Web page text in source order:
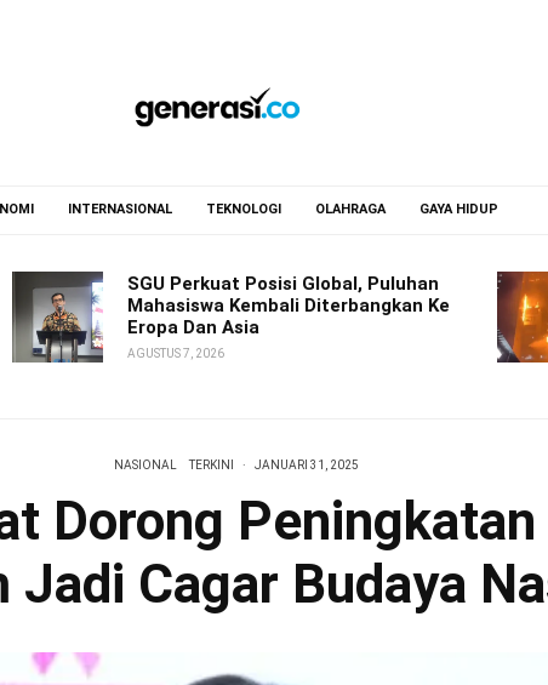
INTERNASIONAL TEKNOLOGI OLAHRAGA GAYA HIDUP
SGU Perkuat Posisi Global, Puluhan
Mahasiswa Kembali Diterbangkan Ke
Eropa Dan Asia
AGUSTUS 7, 2026
NASIONAL TERKINI · JANUARI 31, 2025
Dorong
Jadi Cagar Budaya